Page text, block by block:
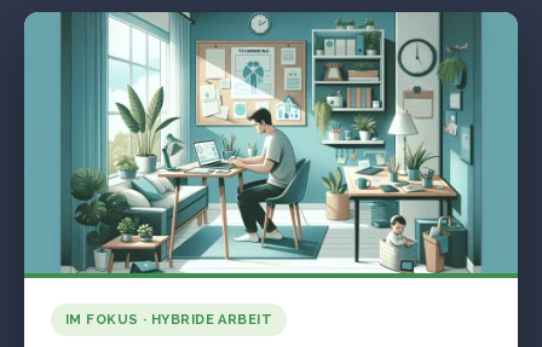
IM FOKUS · HYBRIDE ARBEIT